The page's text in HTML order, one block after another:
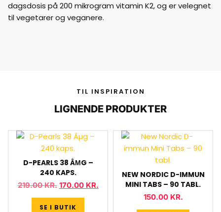
dagsdosis på 200 mikrogram vitamin K2, og er velegnet
til vegetarer og veganere.
TIL INSPIRATION
LIGNENDE PRODUKTER
D-PEARLS 38 ÂΜG –
240 KAPS.
219.00KR. 170.00 KR.
SE I BUTIK
NEW NORDIC D-IMMUN
MINI TABS – 90 TABL.
150.00 KR.